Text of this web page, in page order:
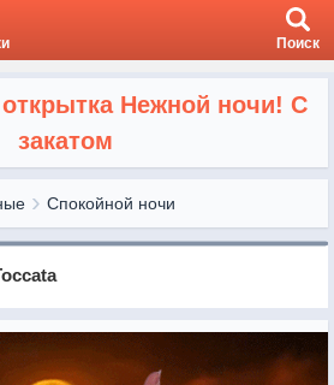
Поиск
Нежной ночи! С
закатом
Спокойной ночи